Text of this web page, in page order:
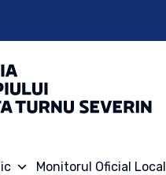
Monitorul Oficial Local